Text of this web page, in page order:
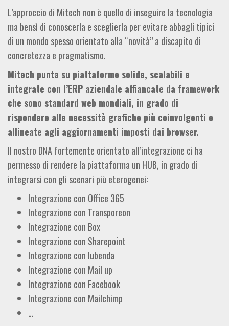
L’approccio di Mitech non è quello di inseguire la tecnologia
ma bensì di conoscerla e sceglierla per evitare abbagli tipici
di un mondo spesso orientato alla “novità” a discapito di
concretezza e pragmatismo.
Mitech punta su piattaforme solide, scalabili e
integrate con l’ERP aziendale affiancate da framework
che sono standard web mondiali, in grado di
rispondere alle necessità grafiche più coinvolgenti e
allineate agli aggiornamenti imposti dai browser.
Il nostro DNA fortemente orientato all’integrazione ci ha
permesso di rendere la piattaforma un HUB, in grado di
integrarsi con gli scenari più eterogenei:
Integrazione con Office 365
Integrazione con Transporeon
Integrazione con Box
Integrazione con Sharepoint
Integrazione con Iubenda
Integrazione con Mail up
Integrazione con Facebook
Integrazione con Mailchimp
…